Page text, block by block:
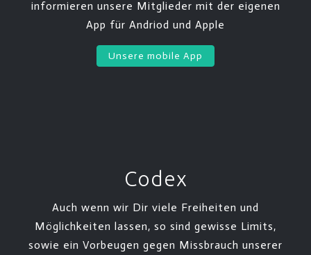
informieren unsere Mitglieder mit der eigenen
App für Andriod und Apple
Unsere mobile App
Codex
Auch wenn wir Dir viele Freiheiten und
Möglichkeiten lassen, so sind gewisse Limits,
sowie ein Vorbeugen gegen Missbrauch unserer